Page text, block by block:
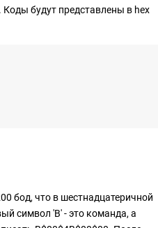
Коды будут представлены в hex
бод, что в шестнадцатеричной
символ 'B' - это команда, а